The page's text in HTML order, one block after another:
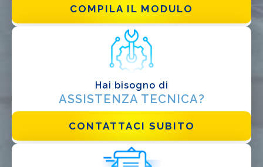
COMPILA IL MODULO
Hai bisogno di
ASSISTENZA TECNICA?
CONTATTACI SUBITO
Ho letto e accetto la Privacy Policy*